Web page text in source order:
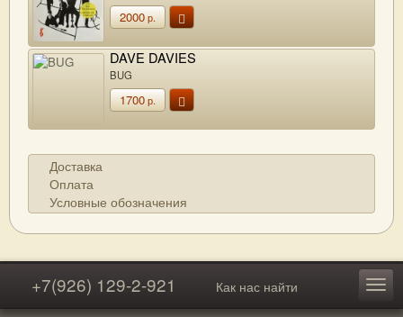
2000р.
DAVE DAVIES
BUG
1700р.
Доставка
Оплата
Условные обозначения
+7(926) 129-2-921 Как нас найти